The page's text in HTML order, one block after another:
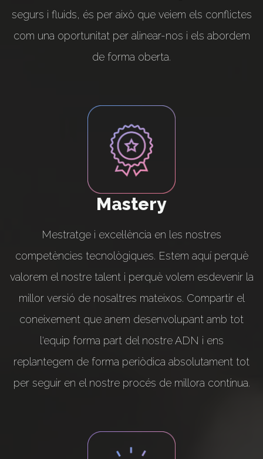
segurs i fluids, és per això que veiem els conflictes
com una oportunitat per alinear-nos i els abordem
de forma oberta.
Mastery
Mestratge i excel·lència en les nostres
competències tecnològiques. Estem aquí perquè
valorem el nostre talent i perquè volem esdevenir la
millor versió de nosaltres mateixos. Compartir el
coneixement que anem desenvolupant amb tot
l'equip forma part del nostre ADN i ens
replantegem de forma periòdica absolutament tot
per seguir en el nostre procés de millora contínua.